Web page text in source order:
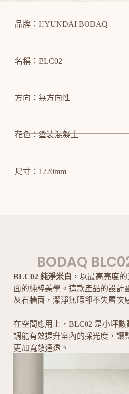
品牌：HYUNDAI BODAQ
名稱：BLC02
方向：無方向性
花色：塗裝混凝土
尺寸：1220mm
BODAQ
BLC02 純淨米白 ，以最高亮度
面的純粹美學。這款產品的設計
灰石牆面，潔淨無暇卻不失層次
在空間應用上，BLC02 是小坪
調能有效提升室內的採光度，讓
更加寬敞通透。